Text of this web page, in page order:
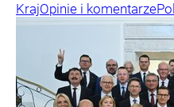
KrajOpinie i komentarze